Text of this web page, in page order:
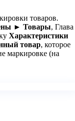
товаров.
► Товары, Глава
Характеристики
товар, которое
маркировке (на